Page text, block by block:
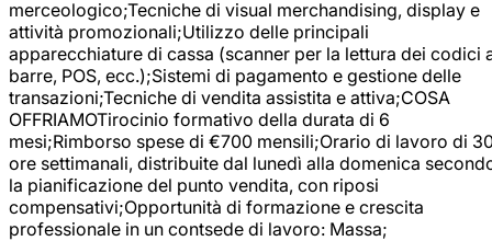
merceologico;Tecniche di visual merchandising, display e
attività promozionali;Utilizzo delle principali
apparecchiature di cassa (scanner per la lettura dei codici
barre, POS, ecc.);Sistemi di pagamento e gestione delle
transazioni;Tecniche di vendita assistita e attiva;COSA
OFFRIAMOTirocinio formativo della durata di 6
mesi;Rimborso spese di €700 mensili;Orario di lavoro di
ore settimanali, distribuite dal lunedì alla domenica
la pianificazione del punto vendita, con riposi
compensativi;Opportunità di formazione e crescita
professionale in un contsede di lavoro: Massa;